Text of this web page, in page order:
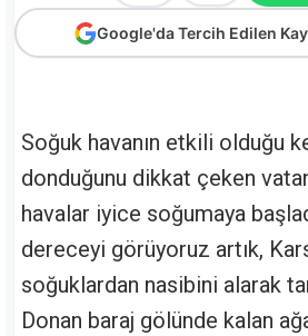
Google'da Tercih Edilen
Soğuk havanın etkili olduğu
donduğunu dikkat çeken
havalar iyice soğumaya
dereceyi görüyoruz artık,
soğuklardan nasibini alarak
Donan baraj gölünde kalan